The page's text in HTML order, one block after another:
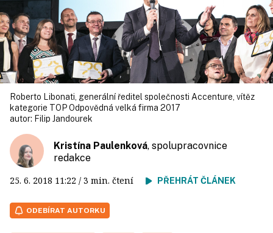
Roberto Libonati, generální ředitel společnosti Accenture, vítěz
kategorie TOP Odpovědná velká firma 2017
autor: Filip Jandourek
Kristína Paulenková, spolupracovnice
redakce
25. 6. 2018 11:22 / 3 min. čtení PŘEHRÁT ČLÁNEK
ODEBÍRAT AUTORKU